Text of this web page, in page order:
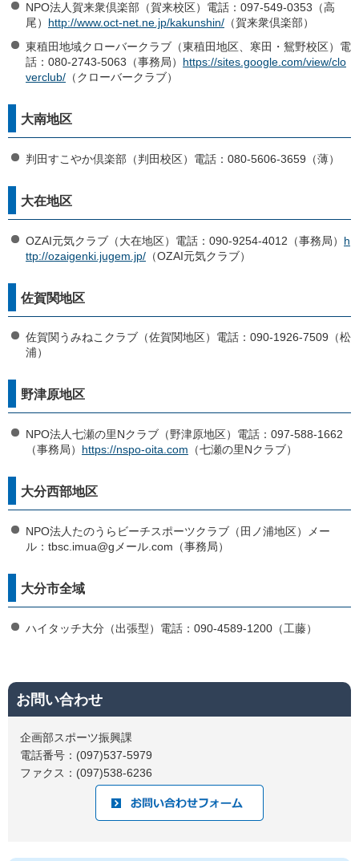
NPO法人賀来衆倶楽部（賀来校区）電話：097-549-0353（高
尾） http://www.oct-net.ne.jp/kakunshin/ （賀来衆倶楽部）
東稙田地域クローバークラブ（東稙田地区、寒田・鴛野校区）電
話：080-2743-5063（事務局） https://sites.google.com/view/clo
verclub/ （クローバークラブ）
大南地区
判田すこやか倶楽部（判田校区）電話：080-5606-3659（薄）
大在地区
OZAI元気クラブ（大在地区）電話：090-9254-4012（事務局） h
ttp://ozaigenki.jugem.jp/ （OZAI元気クラブ）
佐賀関地区
佐賀関うみねこクラブ（佐賀関地区）電話：090-1926-7509（松
浦）
野津原地区
NPO法人七瀬の里Nクラブ（野津原地区）電話：097-588-1662
（事務局） https://nspo-oita.com （七瀬の里Nクラブ）
大分西部地区
NPO法人たのうらビーチスポーツクラブ（田ノ浦地区）メー
ル：tbsc.imua@gメール.com（事務局）
大分市全域
ハイタッチ大分（出張型）電話：090-4589-1200（工藤）
お問い合わせ
企画部スポーツ振興課
電話番号：(097)537-5979
ファクス：(097)538-6236